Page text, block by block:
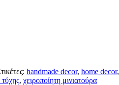
handmade decor, home decor,
, χειροποίητη μινιατούρα